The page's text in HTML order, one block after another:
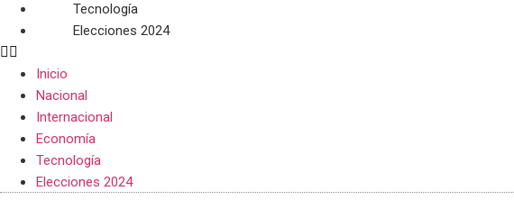
Tecnología
Elecciones 2024
Inicio
Nacional
Internacional
Economía
Tecnología
Elecciones 2024